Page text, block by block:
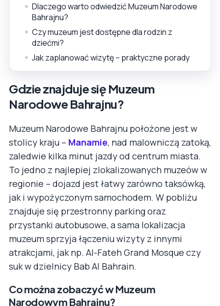
Dlaczego warto odwiedzić Muzeum Narodowe
Bahrajnu?
Czy muzeum jest dostępne dla rodzin z
dziećmi?
Jak zaplanować wizytę – praktyczne porady
Gdzie znajduje się Muzeum
Narodowe Bahrajnu?
Muzeum Narodowe Bahrajnu położone jest w
stolicy kraju – Manamie, nad malowniczą zatoką,
zaledwie kilka minut jazdy od centrum miasta.
To jedno z najlepiej zlokalizowanych muzeów w
regionie – dojazd jest łatwy zarówno taksówką,
jak i wypożyczonym samochodem. W pobliżu
znajduje się przestronny parking oraz
przystanki autobusowe, a sama lokalizacja
muzeum sprzyja łączeniu wizyty z innymi
atrakcjami, jak np. Al-Fateh Grand Mosque czy
suk w dzielnicy Bab Al Bahrain.
Co można zobaczyć w Muzeum
Narodowym Bahrajnu?